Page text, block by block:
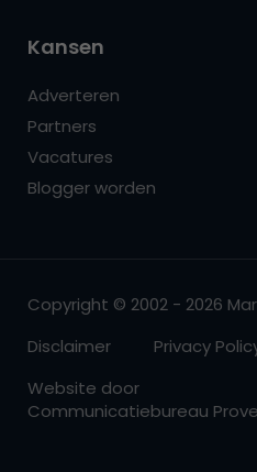
Kansen
Adverteren
Partners
Vacatures
Blogger worden
Copyright © 2002 - 2026
Disclaimer
Privacy
Website door
Communicatiebureau